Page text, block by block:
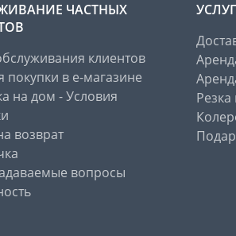
ЧАСТНЫХ
клиентов
покупки в е-магазине
на дом - Условия
возврат
вопросы